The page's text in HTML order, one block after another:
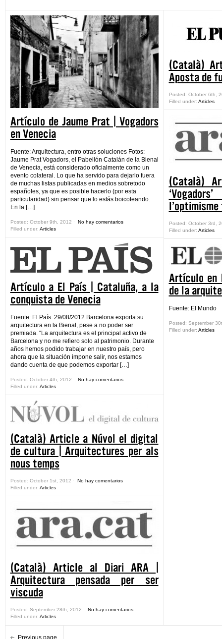
Artículo de Jaume Prat | Vogadors
en Venecia
Fuente: Arquitectura, entro otras soluciones Fotos:
Jaume Prat Vogadors, el Pabellón Catalán de la Bienal
de Venecia, está considerado oficialmente como un
evento colateral. Lo que ha servido para dejarlo fuera
de muchas listas publicadas en medios sobretodo
españoles, ya que es posible hacerlo (por esta
particularidad) sin pensar que lo estás boicoteando.
En la […]
Posted: October 9th, 2012 ˑ No hay comentarios
Filled under: Articles
Artículo a El País | Cataluña, a la
conquista de Venecia
Fuente: El País. 29/08/2012 Barcelona exporta su
arquitectura en la Bienal, pese a no poder ser
premiada. “La arquitectura es el principal activo de
Barcelona y no me refiero solo al patrimonio. Durante
años hemos podido trabajar en nuestro país, pero
ahora que la situación impone salir, nos estamos
dando cuenta de que podemos exportar […]
Posted: October 4th, 2012 ˑ No hay comentarios
Filled under: Articles
(Català) Article a Núvol el digital
de cultura | Arquitectures per als
nous temps
Posted: October 1st, 2012 ˑ No hay comentarios
Filled under: Articles
(Català) Article al Diari ARA |
Arquitectura pensada per ser
viscuda
Posted: September 28th, 2012 ˑ No hay comentarios
Filled under: Articles
(Català)
Aposta de
Posted: October 6th,
Filled under: Articles
(Català)
Posted: October 3rd,
Filled under: Articles
Artículo en
de la
Fuente: El Mundo
Posted: September
Filled under: Articles
Previous page